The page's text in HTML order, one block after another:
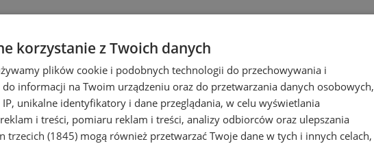
korzystanie z Twoich danych
plików cookie i podobnych technologii do przechowywania i
informacji na Twoim urządzeniu oraz do przetwarzania danych osobowych,
unikalne identyfikatory i dane przeglądania, w celu wyświetlania
i treści, pomiaru reklam i treści, analizy odbiorców oraz ulepszania
trzecich (1845) mogą również przetwarzać Twoje dane w tych i innych celach,